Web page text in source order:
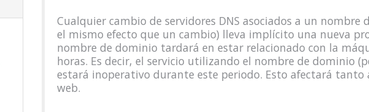
Cualquier cambio de servidores DNS asociados a un
el mismo efecto que un cambio) lleva implícito una nueva
nombre de dominio tardará en estar relacionado con la
horas. Es decir, el servicio utilizando el nombre de dominio
estará inoperativo durante este periodo. Esto afectará tanto
web.